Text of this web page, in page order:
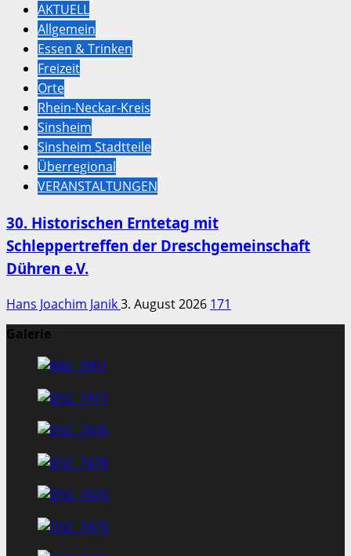
AKTUELL
Allgemein
Essen & Trinken
Freizeit
Orte
Rhein-Neckar-Kreis
Sinsheim
Sinsheim Stadtteile
Überregional
VERANSTALTUNGEN
30. Historischen Erntetag mit
Schleppertreffen der Dreschgemeinschaft
Dühren e.V.
Hans Joachim Janik3. August 2026 171
Galerie